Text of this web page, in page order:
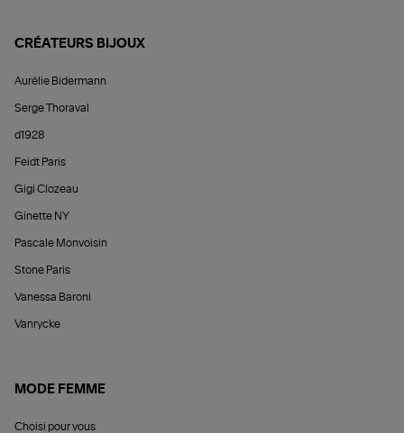
CRÉATEURS BIJOUX
Aurélie Bidermann
Serge Thoraval
d1928
Feidt Paris
Gigi Clozeau
Ginette NY
Pascale Monvoisin
Stone Paris
Vanessa Baroni
Vanrycke
MODE FEMME
Choisi pour vous